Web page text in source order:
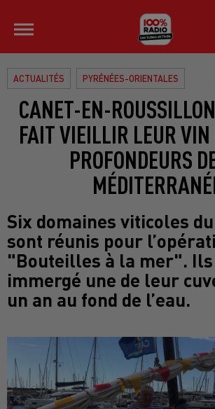
ACTUALITÉS PYRÉNÉES-ORIENTALES
CANET-EN-
FAIT VIEILLIR LEUR
PROFONDEURS
Six domaines viticoles
sont réunis pour
"Bouteilles à la mer". Ils
immergé une de leur
un an au fond de l’eau.